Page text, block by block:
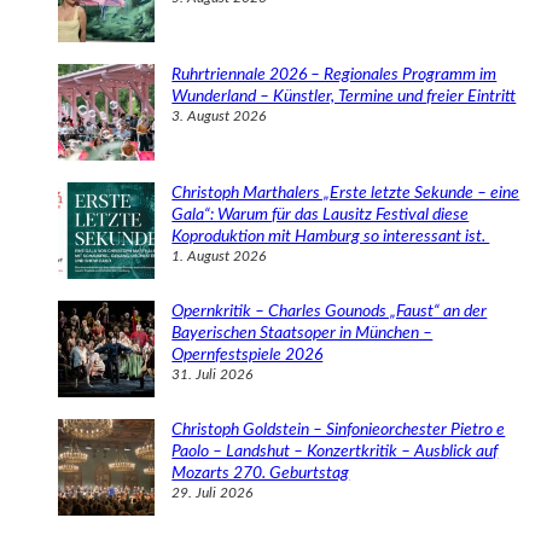
Ruhrtriennale 2026 – Regionales Programm im
Wunderland – Künstler, Termine und freier Eintritt
3. August 2026
Christoph Marthalers „Erste letzte Sekunde – eine
Gala“: Warum für das Lausitz Festival diese
Koproduktion mit Hamburg so interessant ist.
1. August 2026
Opernkritik – Charles Gounods „Faust“ an der
Bayerischen Staatsoper in München –
Opernfestspiele 2026
31. Juli 2026
Christoph Goldstein – Sinfonieorchester Pietro e
Paolo – Landshut – Konzertkritik – Ausblick auf
Mozarts 270. Geburtstag
29. Juli 2026